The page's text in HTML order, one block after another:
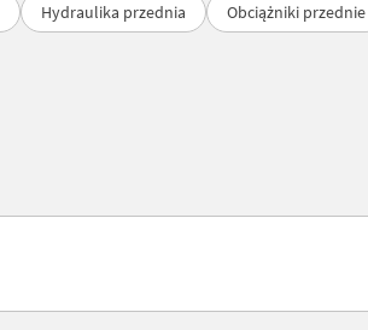
Hydraulika przednia Obciążniki przednie